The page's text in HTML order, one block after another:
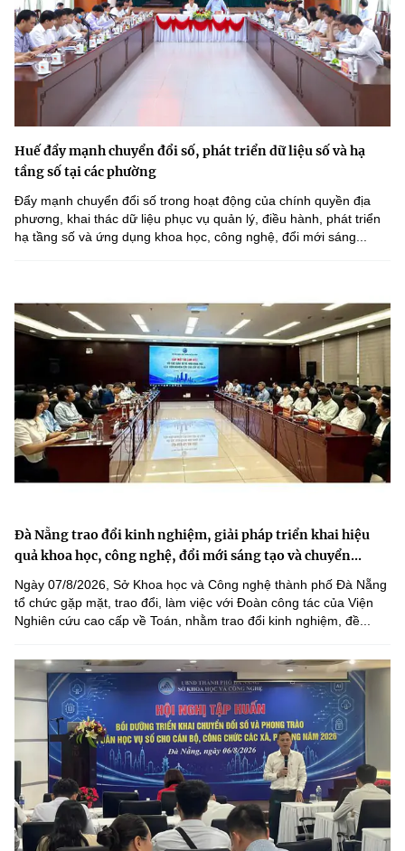
Huế đẩy mạnh chuyển đổi số, phát triển dữ liệu số và hạ
tầng số tại các phường
Đẩy mạnh chuyển đổi số trong hoạt động của chính quyền địa
phương, khai thác dữ liệu phục vụ quản lý, điều hành, phát triển
hạ tầng số và ứng dụng khoa học, công nghệ, đổi mới sáng...
Đà Nẵng trao đổi kinh nghiệm, giải pháp triển khai hiệu
quả khoa học, công nghệ, đổi mới sáng tạo và chuyển...
Ngày 07/8/2026, Sở Khoa học và Công nghệ thành phố Đà Nẵng
tổ chức gặp mặt, trao đổi, làm việc với Đoàn công tác của Viện
Nghiên cứu cao cấp về Toán, nhằm trao đổi kinh nghiệm, đề...